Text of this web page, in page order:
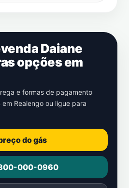
Daiane
opções em
e formas de pagamento
em Realengo ou ligue para
do gás
000-0960